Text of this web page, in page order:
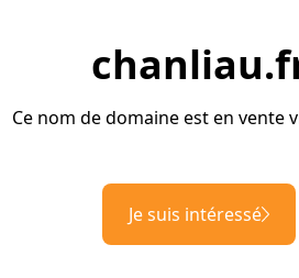
Ce nom de domaine est en vente
Je suis intéressé